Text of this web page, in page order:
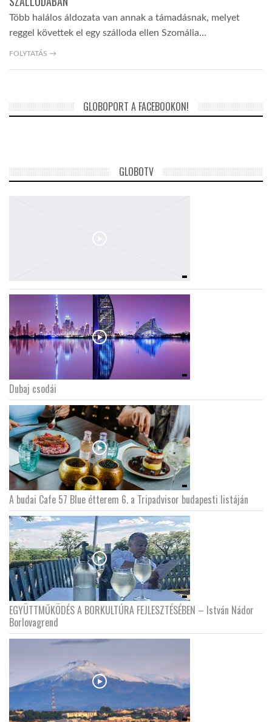
LINKTR.EE
Több halálos áldozata van annak a támadásnak, melyet
reggel követtek el egy szálloda ellen Szomália…
FOLYTATÁS →
GLOBOPORT A FACEBOOKON!
GLOBOTV
Dubaj csodái
A budai Cafe 57 Blue étterem 6. a Tripadvisor budapesti listáján
EGYÜTTMŰKÖDÉS A BORKULTÚRA FEJLESZTÉSÉBEN – István Nádor
Borlovagrend